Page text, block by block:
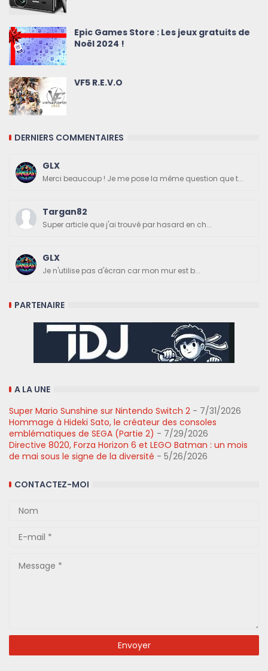
Epic Games Store : Les jeux gratuits de
Noël 2024 !
VF5 R.E.V.O
DERNIERS COMMENTAIRES
GLX
Merci beaucoup ! Je me pose la même question que t...
Targan82
Super article que j'ai trouvé par hasard en ch...
GLX
Je n'utilise pas d'écran car mon mur est b...
PARTENAIRE
A LA UNE
Super Mario Sunshine sur Nintendo Switch 2 - 7/31/2026
Hommage à Hideki Sato, le créateur des consoles
emblématiques de SEGA (Partie 2) - 7/29/2026
Directive 8020, Forza Horizon 6 et LEGO Batman : un mois
de mai sous le signe de la diversité - 5/26/2026
CONTACTEZ-MOI